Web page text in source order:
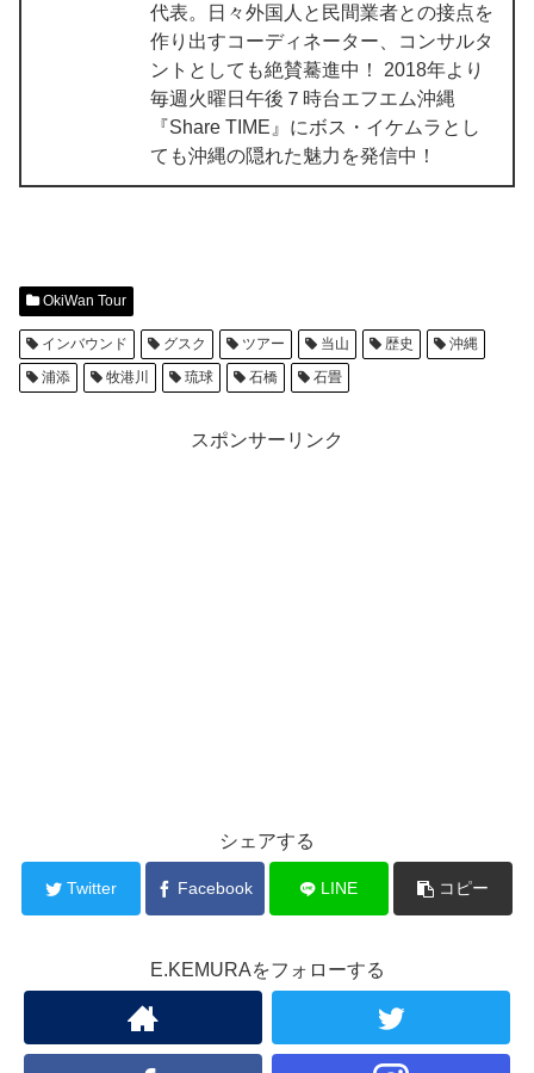
代表。日々外国人と民間業者との接点を
作り出すコーディネーター、コンサルタ
ントとしても絶賛驀進中！ 2018年より
毎週火曜日午後７時台エフエム沖縄
『Share TIME』にボス・イケムラとし
ても沖縄の隠れた魅力を発信中！
OkiWan Tour
インバウンド グスク ツアー 当山 歴史
沖縄
浦添
牧港川 琉球 石橋 石畳
スポンサーリンク
シェアする
Twitter Facebook LINE コピー
E.KEMURAをフォローする